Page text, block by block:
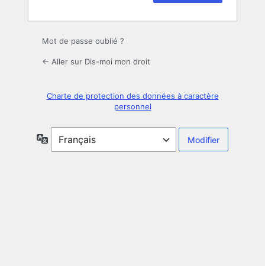
Mot de passe oublié ?
← Aller sur Dis-moi mon droit
Charte de protection des données à caractère
personnel
Langue